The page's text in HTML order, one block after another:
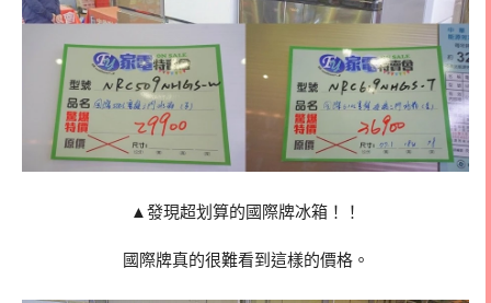
▲發現超划算的國際牌冰箱！！
國際牌真的很難看到這樣的價格。